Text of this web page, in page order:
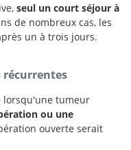
seul un court séjour à
de nombreux cas, les
un à trois jours.
récurrentes
lorsqu'une tumeur
ou une
ouverte serait